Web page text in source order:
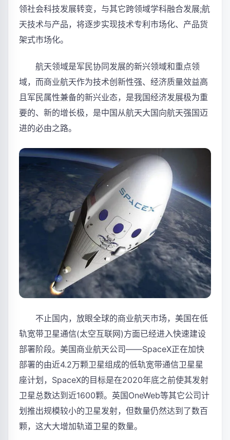
领社会科技发展转变，与其它跨领域学科融合发展;航
天技术与产品，将逐步实现技术专利市场化、产品货
架式市场化。
航天领域是军民协同发展的新兴领域和重点领
域，而商业航天作为技术创新性强、经济质量效益高
且军民属性兼备的新兴业态，是我国经济发展极为重
要的、新的增长极，是中国从航天大国向航天强国迈
进的必由之路。
不止国内，放眼全球的商业航天市场，美国在低
轨宽带卫星通信(太空互联网)方面已经进入快速建设
部署阶段。美国商业航天公司——SpaceX正在加快
部署的由近4.2万颗卫星组成的低轨宽带通信卫星星
座计划，SpaceX的目标是在2020年底之前使其发射
卫星总数达到近1600颗。英国OneWeb等其它公司计
划推出规模较小的卫星发射，但数量仍然达到了数百
颗，这大大增加轨道卫星的数量。